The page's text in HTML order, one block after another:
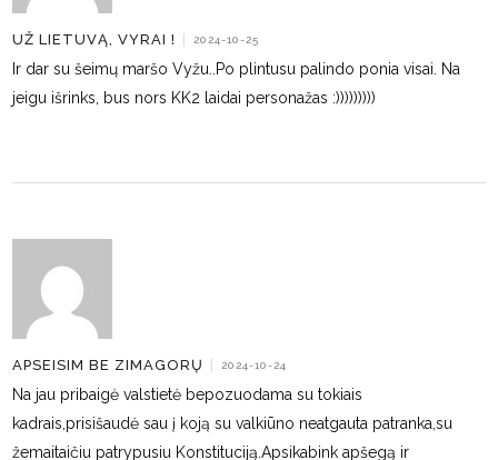
UŽ LIETUVĄ, VYRAI ! | 2024-10-25
Ir dar su šeimų maršo Vyžu..Po plintusu palindo ponia visai. Na
jeigu išrinks, bus nors KK2 laidai personažas :)))))))))
APSEISIM BE ZIMAGORŲ | 2024-10-24
Na jau pribaigė valstietė bepozuodama su tokiais
kadrais,prisišaudė sau į koją su valkiūno neatgauta patranka,su
žemaitaičiu patrypusiu Konstituciją.Apsikabink apšegą ir